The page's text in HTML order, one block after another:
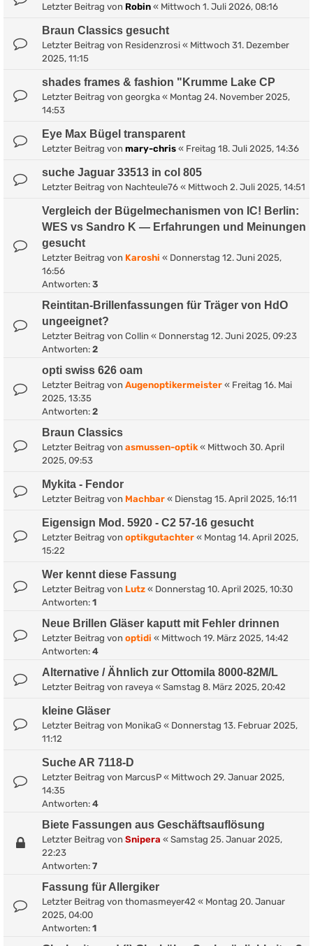
Letzter Beitrag von Robin « Mittwoch 1. Juli 2026, 08:16
Braun Classics gesucht
Letzter Beitrag von Residenzrosi « Mittwoch 31. Dezember
2025, 11:15
shades frames & fashion "Krumme Lake CP
Letzter Beitrag von georgka « Montag 24. November 2025,
14:53
Eye Max Bügel transparent
Letzter Beitrag von mary-chris « Freitag 18. Juli 2025, 14:36
suche Jaguar 33513 in col 805
Letzter Beitrag von Nachteule76 « Mittwoch 2. Juli 2025, 14:51
Vergleich der Bügelmechanismen von IC! Berlin:
WES vs Sandro K — Erfahrungen und Meinungen
gesucht
Letzter Beitrag von Karoshi « Donnerstag 12. Juni 2025,
16:56
Antworten: 3
Reintitan-Brillenfassungen für Träger von HdO
ungeeignet?
Letzter Beitrag von Collin « Donnerstag 12. Juni 2025, 09:23
Antworten: 2
opti swiss 626 oam
Letzter Beitrag von Augenoptikermeister « Freitag 16. Mai
2025, 13:35
Antworten: 2
Braun Classics
Letzter Beitrag von asmussen-optik « Mittwoch 30. April
2025, 09:53
Mykita - Fendor
Letzter Beitrag von Machbar « Dienstag 15. April 2025, 16:11
Eigensign Mod. 5920 - C2 57-16 gesucht
Letzter Beitrag von optikgutachter « Montag 14. April 2025,
15:22
Wer kennt diese Fassung
Letzter Beitrag von Lutz « Donnerstag 10. April 2025, 10:30
Antworten: 1
Neue Brillen Gläser kaputt mit Fehler drinnen
Letzter Beitrag von optidi « Mittwoch 19. März 2025, 14:42
Antworten: 4
Alternative / Ähnlich zur Ottomila 8000-82M/L
Letzter Beitrag von raveya « Samstag 8. März 2025, 20:42
kleine Gläser
Letzter Beitrag von MonikaG « Donnerstag 13. Februar 2025,
11:12
Suche AR 7118-D
Letzter Beitrag von MarcusP « Mittwoch 29. Januar 2025,
14:35
Antworten: 4
Biete Fassungen aus Geschäftsauflösung
Letzter Beitrag von Snipera « Samstag 25. Januar 2025,
22:23
Antworten: 7
Fassung für Allergiker
Letzter Beitrag von thomasmeyer42 « Montag 20. Januar
2025, 04:00
Antworten: 1